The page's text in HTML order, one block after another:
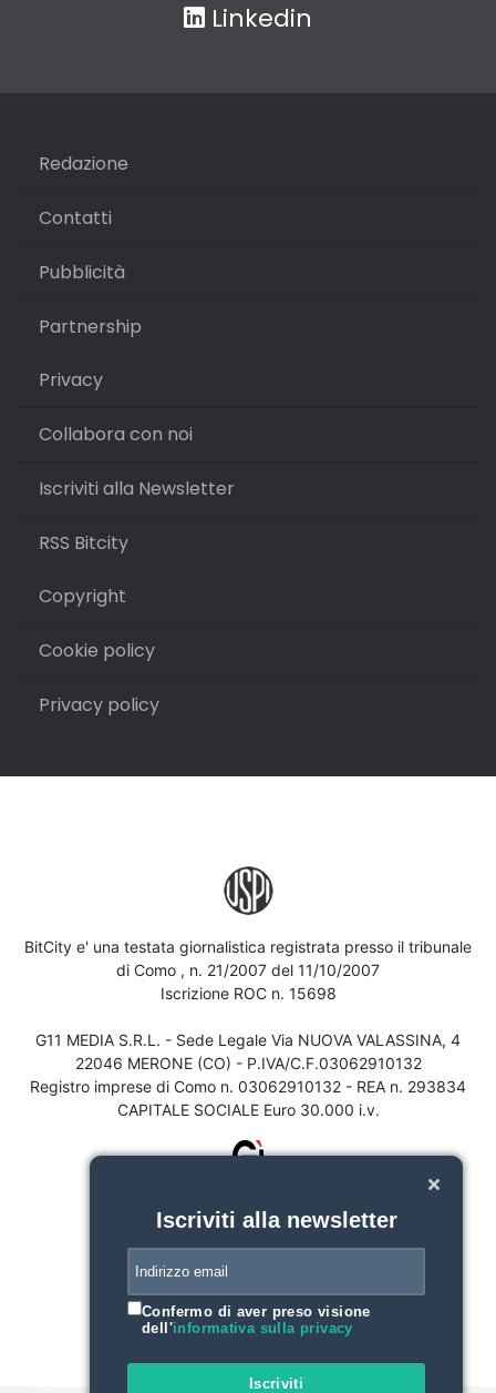
Linkedin
Redazione
Contatti
Pubblicità
Partnership
Privacy
Collabora con noi
Iscriviti alla Newsletter
RSS Bitcity
Copyright
Cookie policy
Privacy policy
BitCity e' una testata giornalistica registrata presso il tribunale
di Como , n. 21/2007 del 11/10/2007
Iscrizione ROC n. 15698
G11 MEDIA S.R.L. - Sede Legale Via NUOVA VALASSINA, 4
22046 MERONE (CO) - P.IVA/C.F.03062910132
Registro imprese di Como n. 03062910132 - REA n. 293834
CAPITALE SOCIALE Euro 30.000 i.v.
Iscriviti alla newsletter
Confermo di aver preso visione
dell'informativa sulla privacy
Iscriviti